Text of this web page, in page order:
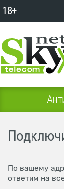
18+
По вашему
ответим на